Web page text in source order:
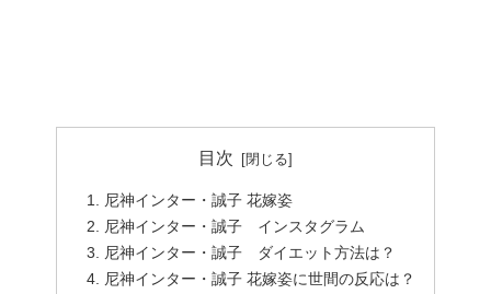
目次
尼神インター・誠子 花嫁姿
尼神インター・誠子 インスタグラム
尼神インター・誠子 ダイエット方法は？
尼神インター・誠子 花嫁姿に世間の反応は？